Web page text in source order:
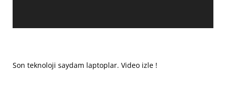
Son teknoloji saydam laptoplar. Video izle !